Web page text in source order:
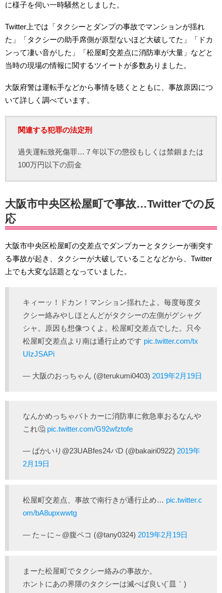
に様子を伺い一時騒然としました。
Twitter上では「タクシーとダンプの事故でマンションが揺れ
た」「タクシーの助手席側が原型ないほど大破してた」「ドカ
ンって凄い音がした」「松屋町交差点に消防車が大量」などと
当時の現場の情報に関するツイートが多数ありました。
大阪府警は運転手などから事情を聴くとともに、事故原因につ
いて詳しく調べています。
関連する犯罪の法定刑
過失運転致死傷罪…７年以下の懲役もしくは禁錮または
100万円以下の罰金
大阪市中央区松屋町で事故…Twitterでの反
応
大阪市中央区松屋町の交差点でダンプカーとタクシーが衝突す
る事故が起き、タクシーが大破していることなどから、Twitter
上でも大変な話題となっていました。
キィーッ！ドカン！マンション揺れたよ。毎度毎度タ
クシー絡みやしほとんどがタクシーの左側がグシャグ
シャ。原因も想像つくよ。松屋町交差点でした。只今
松屋町交差点より南は通行止めです pic.twitter.com/tx
UIzJSAPi
— 大阪のおっちゃん (@terukumi0403) 2019年2月19日
なんかめっちゃパトカーに消防車に救急車おるなんや
これ🤔 pic.twitter.com/G92wfztofe
— ばかいり@23UABfes24バD (@bakairi0922) 2019年
2月19日
松屋町交差点、事故で南行きが通行止め… pic.twitter.c
om/bA8upxwwtg
— た～に～@腹ペコ (@tany0324) 2019年2月19日
まーた松屋町でタクシー絡みの事故か。
ホントにあの界隈のタクシーは滅べば良い(´皿｀)